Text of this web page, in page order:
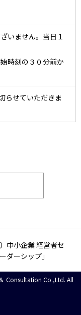
いません。当日１
時刻の３０分前か
らせていただきま
小企業 経営者セ
ダーシップ」
Consultation Co.,Ltd. All